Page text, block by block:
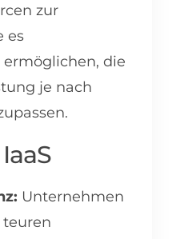
zur
es
die
je nach
Unternehmen
teuren